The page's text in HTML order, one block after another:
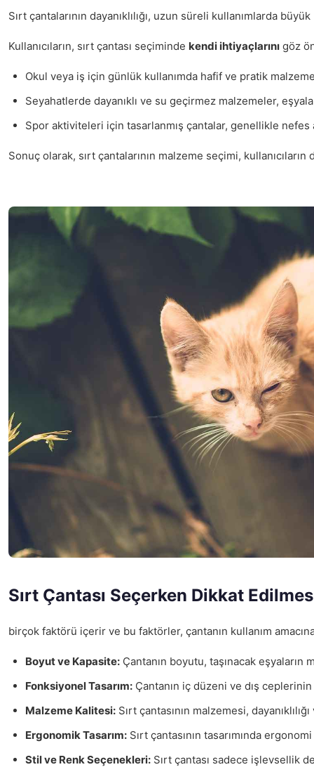
Sırt çantalarının dayanıklılığı, uzun süreli kullanımlarda
Kullanıcıların, sırt çantası seçiminde kendi ihtiyaçlarını göz
Okul veya iş için günlük kullanımda hafif ve pratik
Seyahatlerde dayanıklı ve su geçirmez malzemeler,
Spor aktiviteleri için tasarlanmış çantalar, genellikle
Sonuç olarak, sırt çantalarının malzeme seçimi,
Sırt Çantası Seçerken Dikkat
birçok faktörü içerir ve bu faktörler, çantanın kullanım
Boyut ve Kapasite: Çantanın boyutu, taşınacak
Fonksiyonel Tasarım: Çantanın iç düzeni ve dış
Malzeme Kalitesi: Sırt çantasının malzemesi,
Ergonomik Tasarım: Sırt çantasının tasarımında
Stil ve Renk Seçenekleri: Sırt çantası sadece işlevsellik